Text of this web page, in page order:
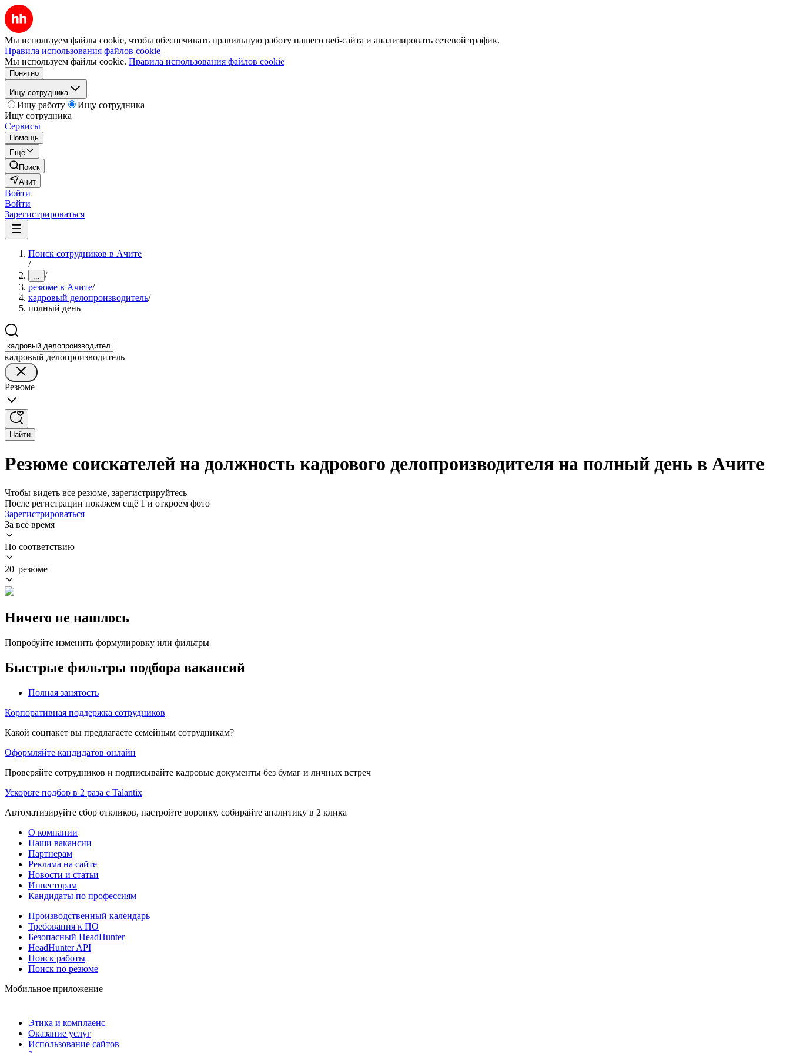
Мы используем файлы cookie, чтобы обеспечивать правильную работу нашего веб-сайта и анализировать сетевой трафик.
Правила использования файлов cookie
Мы используем файлы cookie. Правила использования файлов cookie
Понятно
Ищу сотрудника
Ищу работу
Ищу сотрудника
Ищу сотрудника
Сервисы
Помощь
Ещё
Поиск
Ачит
Войти
Войти
Зарегистрироваться
Поиск сотрудников в Ачите
/
... /
резюме в Ачите/
кадровый делопроизводитель/
полный день
кадровый делопроизводитель
Резюме
Найти
Резюме соискателей на должность кадрового делопроизводителя на полный день в Ачите
Чтобы видеть все резюме, зарегистрируйтесь
После регистрации покажем ещё 1 и откроем фото
Зарегистрироваться
За всё время
По соответствию
20 резюме
Ничего не нашлось
Попробуйте изменить формулировку или фильтры
Быстрые фильтры подбора вакансий
Полная занятость
Корпоративная поддержка сотрудников
Какой соцпакет вы предлагаете семейным сотрудникам?
Оформляйте кандидатов онлайн
Проверяйте сотрудников и подписывайте кадровые документы без бумаг и личных встреч
Ускорьте подбор в 2 раза с Talantix
Автоматизируйте сбор откликов, настройте воронку, собирайте аналитику в 2 клика
О компании
Наши вакансии
Партнерам
Реклама на сайте
Новости и статьи
Инвесторам
Кандидаты по профессиям
Производственный календарь
Требования к ПО
Безопасный HeadHunter
HeadHunter API
Поиск работы
Поиск по резюме
Мобильное приложение
Этика и комплаенс
Оказание услуг
Использование сайтов